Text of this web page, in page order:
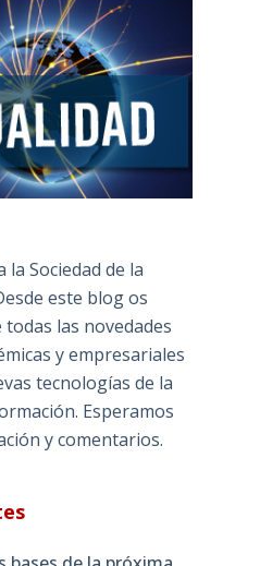
la Sociedad de la
este blog os
las novedades
y empresariales
tecnologías de la
Esperamos
y comentarios.